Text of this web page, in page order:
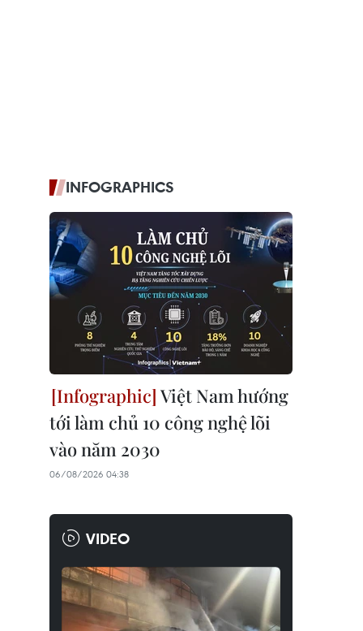
INFOGRAPHICS
Việt Nam hướng
tới làm chủ 10 công nghệ lõi
vào năm 2030
06/08/2026 04:38
VIDEO